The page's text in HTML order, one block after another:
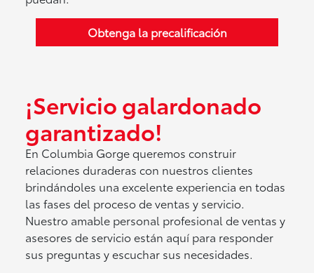
Obtenga la precalificación
¡Servicio galardonado
garantizado!
En Columbia Gorge queremos construir
relaciones duraderas con nuestros clientes
brindándoles una excelente experiencia en todas
las fases del proceso de ventas y servicio.
Nuestro amable personal profesional de ventas y
asesores de servicio están aquí para responder
sus preguntas y escuchar sus necesidades.